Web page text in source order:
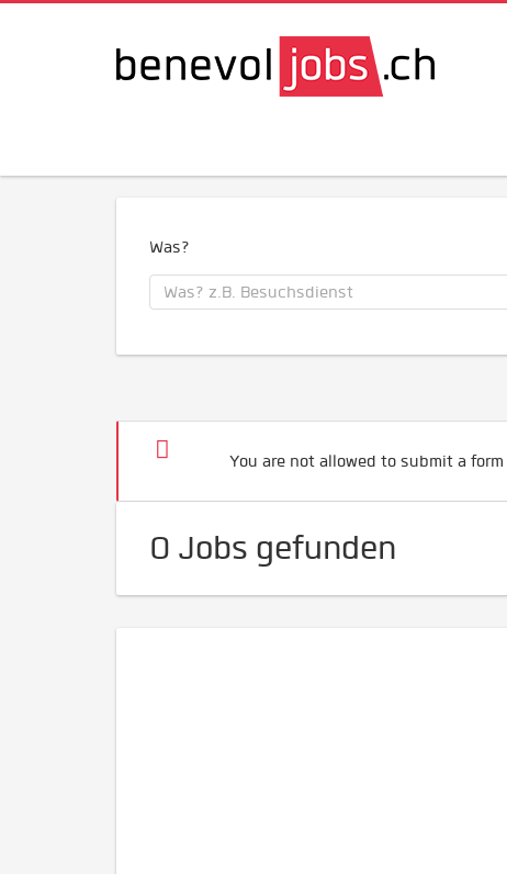
Was?
You are not allowed to submit a
0 Jobs gefunden